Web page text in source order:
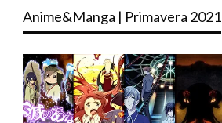
Anime&Manga | Primavera 2021